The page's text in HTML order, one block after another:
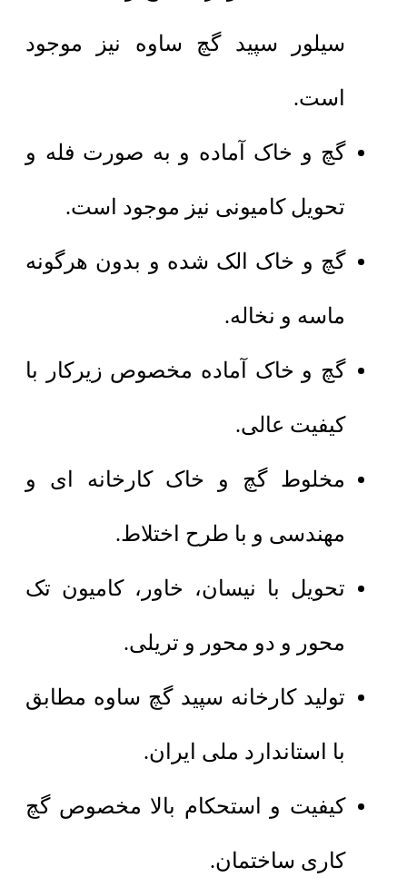
سیلور سپید گچ ساوه نیز موجود
است.
گچ و خاک آماده و به صورت فله و
تحویل کامیونی نیز موجود است.
گچ و خاک الک شده و بدون هرگونه
ماسه و نخاله.
گچ و خاک آماده مخصوص زیرکار با
کیفیت عالی.
مخلوط گچ و خاک کارخانه ای و
مهندسی و با طرح اختلاط.
تحویل با نیسان، خاور، کامیون تک
محور و دو محور و تریلی.
تولید کارخانه سپید گچ ساوه مطابق
با استاندارد ملی ایران.
کیفیت و استحکام بالا مخصوص گچ
کاری ساختمان.